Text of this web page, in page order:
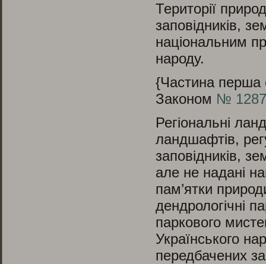
Території
заповідників,
національним
народу.
{Частина перша
Законом №
Регіональні
ландшафтів,
заповідників,
але не надані
пам’ятки
дендрологічні
паркового
Українського
передбачених